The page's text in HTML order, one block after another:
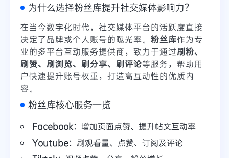
为什么选择粉丝库提升社交媒体影响力？
在当今数字化时代，社交媒体平台的活跃度直接
决定了品牌或个人账号的曝光率。 粉丝库作为专
业的多平台互动服务提供商，致力于通过刷粉、
刷赞、刷浏览、刷分享、刷评论等服务，帮助用
户快速提升账号权重，打造高互动性的优质内
容。
粉丝库核心服务一览
Facebook：增加页面点赞、提升帖文互动率
Youtube：刷观看量、点赞、订阅及评论